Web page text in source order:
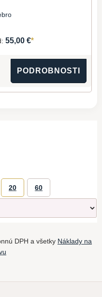
55,00 €*
PODROBNOSTI
20 60
DPH a všetky Náklady na